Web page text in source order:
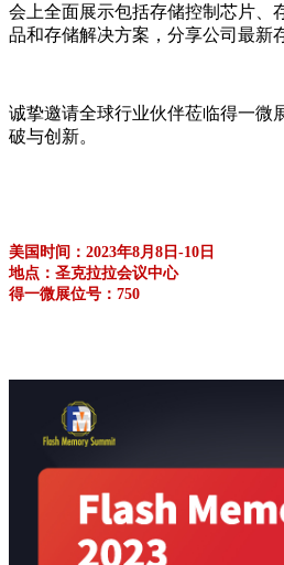
会上全面展示包括存储控制芯片、
品和存储解决方案，分享公司最新
诚挚邀请全球行业伙伴莅临得一微
破与创新。
美国时间：2023年8月8日-10日
地点：圣克拉拉会议中心
得一微展位号：750